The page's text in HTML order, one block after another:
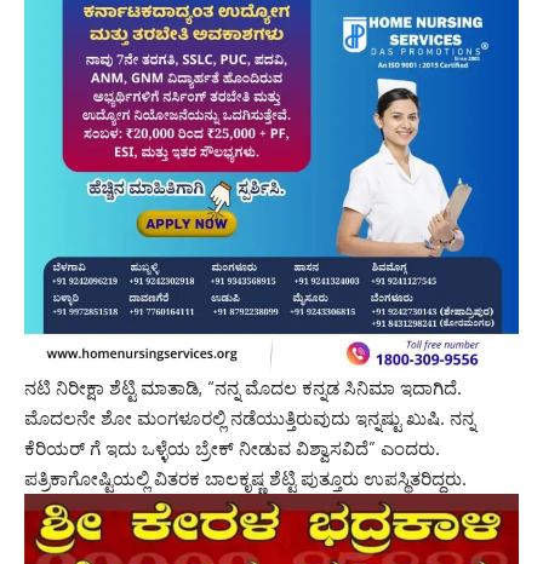
ನಟಿ ನಿರೀಕ್ಷಾ ಶೆಟ್ಟಿ ಮಾತಾಡಿ, “ನನ್ನ ಮೊದಲ ಕನ್ನಡ ಸಿನಿಮಾ ಇದಾಗಿದೆ.
ಮೊದಲನೇ ಶೋ ಮಂಗಳೂರಲ್ಲಿ ನಡೆಯುತ್ತಿರುವುದು ಇನ್ನಷ್ಟು ಖುಷಿ. ನನ್ನ
ಕೆರಿಯರ್ ಗೆ ಇದು ಒಳ್ಳೆಯ ಬ್ರೇಕ್ ನೀಡುವ ವಿಶ್ವಾಸವಿದೆ” ಎಂದರು.
ಪತ್ರಿಕಾಗೋಷ್ಟಿಯಲ್ಲಿ ವಿತರಕ ಬಾಲಕೃಷ್ಣ ಶೆಟ್ಟಿ ಪುತ್ತೂರು ಉಪಸ್ಥಿತರಿದ್ದರು.